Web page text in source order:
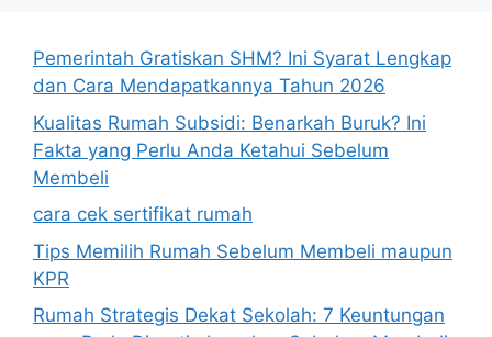
Pemerintah Gratiskan SHM? Ini Syarat Lengkap
dan Cara Mendapatkannya Tahun 2026
Kualitas Rumah Subsidi: Benarkah Buruk? Ini
Fakta yang Perlu Anda Ketahui Sebelum
Membeli
cara cek sertifikat rumah
Tips Memilih Rumah Sebelum Membeli maupun
KPR
Rumah Strategis Dekat Sekolah: 7 Keuntungan